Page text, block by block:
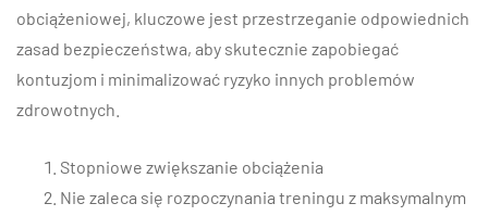
obciążeniowej, kluczowe jest przestrzeganie odpowiednich
zasad bezpieczeństwa, aby skutecznie zapobiegać
kontuzjom i minimalizować ryzyko innych problemów
zdrowotnych.
Stopniowe zwiększanie obciążenia
Nie zaleca się rozpoczynania treningu z maksymalnym